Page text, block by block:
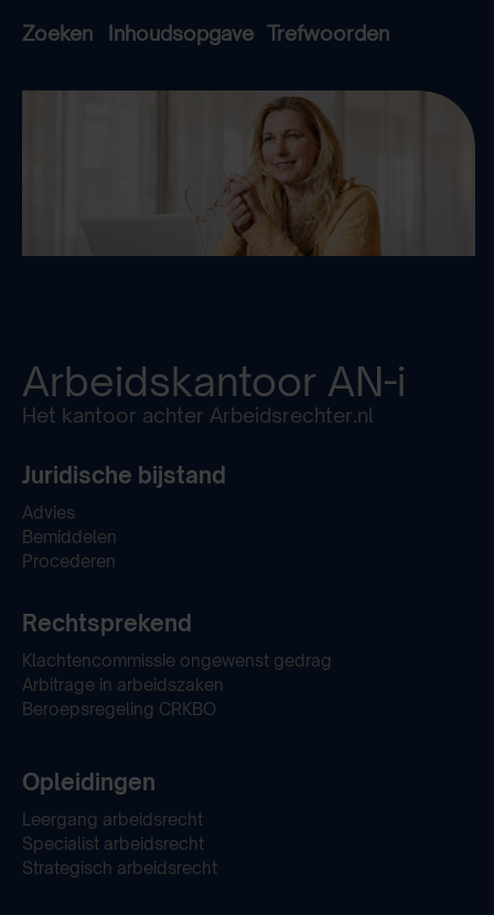
Zoeken Inhoudsopgave Trefwoorden
Arbeidskantoor AN-i
Het kantoor achter Arbeidsrechter.nl
Juridische bijstand
Advies
Bemiddelen
Procederen
Rechtsprekend
Klachtencommissie ongewenst gedrag
Arbitrage in arbeidszaken
Beroepsregeling CRKBO
Opleidingen
Leergang arbeidsrecht
Specialist arbeidsrecht
Strategisch arbeidsrecht